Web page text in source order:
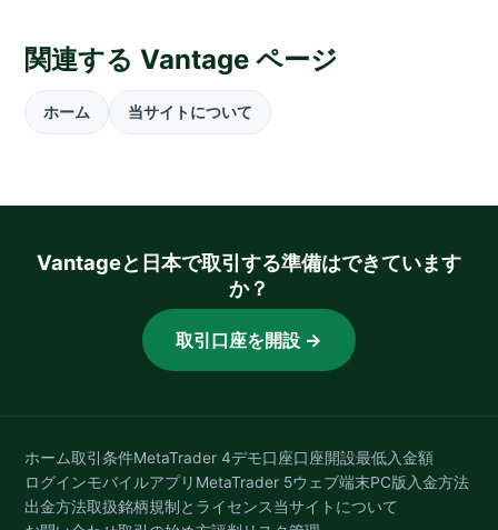
関連する Vantage ページ
ホーム 当サイトについて
Vantageと日本で取引する準備はできています
か？
取引口座を開設 →
ホーム取引条件MetaTrader 4デモ口座口座開設最低入金額
ログインモバイルアプリ MetaTrader 5ウェブ端末PC版 入金方法
出金方法取扱銘柄規制とライセンス当サイトについて